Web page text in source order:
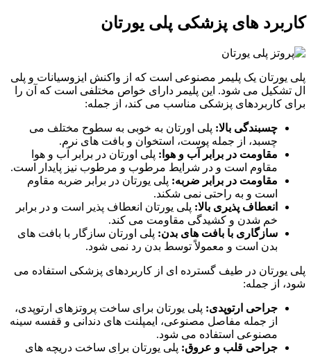
کاربرد های پزشکی پلی یورتان
پلی یورتان یک پلیمر مصنوعی است که از واکنش ایزوسیانات و پلی
ال تشکیل می شود. این پلیمر دارای خواص مختلفی است که آن را
برای کاربردهای پزشکی مناسب می کند، از جمله:
چسبندگی بالا: پلی اورتان به خوبی به سطوح مختلف می
چسبد، از جمله پوست، استخوان و بافت های نرم.
مقاومت در برابر آب و هوا: پلی اورتان در برابر آب و هوا
مقاوم است و در شرایط مرطوب و مرطوب نیز پایدار است.
مقاومت در برابر ضربه: پلی یورتان در برابر ضربه مقاوم
است و به راحتی نمی شکند.
انعطاف پذیری بالا: پلی یورتان انعطاف پذیر است و در برابر
خم شدن و کشیدگی مقاومت می کند.
سازگاری با بافت های بدن: پلی اورتان سازگار با بافت های
بدن است و معمولاً توسط بدن رد نمی شود.
پلی یورتان در طیف گسترده ای از کاربردهای پزشکی استفاده می
شود، از جمله:
جراحی ارتوپدی: پلی یورتان برای ساخت پروتزهای ارتوپدی،
از جمله مفاصل مصنوعی، ایمپلنت های دندانی و قفسه سینه
مصنوعی استفاده می شود.
جراحی قلب و عروق: پلی یورتان برای ساخت دریچه های